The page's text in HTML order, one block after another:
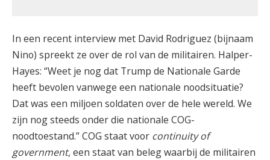
In een recent interview met David Rodriguez (bijnaam
Nino) spreekt ze over de rol van de militairen. Halper-
Hayes: “Weet je nog dat Trump de Nationale Garde
heeft bevolen vanwege een nationale noodsituatie?
Dat was een miljoen soldaten over de hele wereld. We
zijn nog steeds onder die nationale COG-
noodtoestand.” COG staat voor continuity of
government, een staat van beleg waarbij de militairen